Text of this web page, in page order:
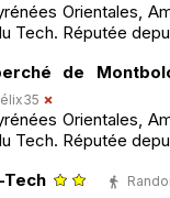
Orientales,
Tech. Réputée
de
Orientales,
Tech. Réputée